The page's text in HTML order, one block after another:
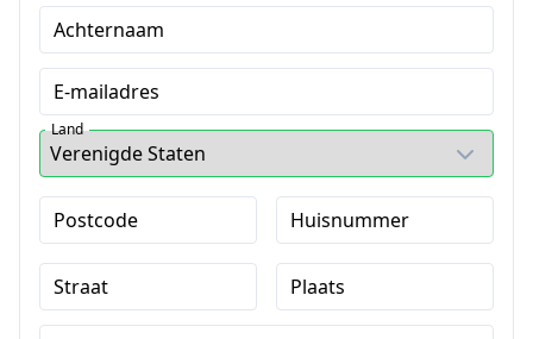
Achternaam
E-mailadres
Land
Postcode Huisnummer
Straat Plaats